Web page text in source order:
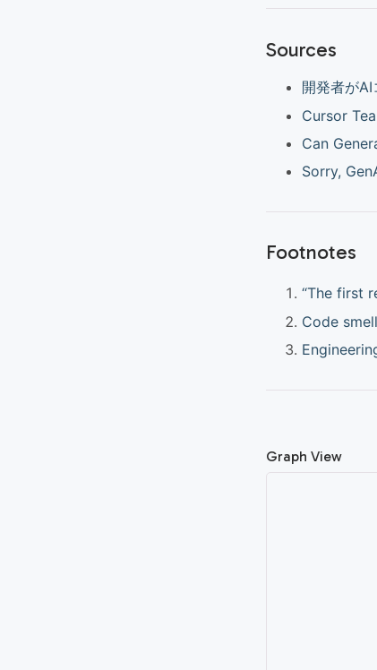
Sources
開発者が
Cursor
Can
Sorry,
Footnotes
“The first
Code smell
Graph View